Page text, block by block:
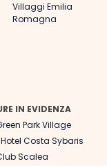
Villaggi Emilia
Romagna
IN EVIDENZA
Park Village
Costa Sybaris
Scalea